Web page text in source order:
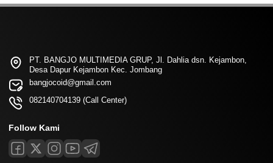
PT. BANGJO MULTIMEDIA GRUP, Jl. Dahlia dsn. Kejambon,
Desa Dapur Kejambon Kec. Jombang
bangjocoid@gmail.com
082140704139 (Call Center)
Follow Kami